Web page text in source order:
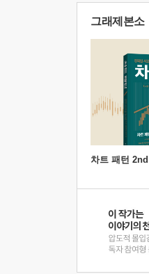
그래제본소
차트 패턴